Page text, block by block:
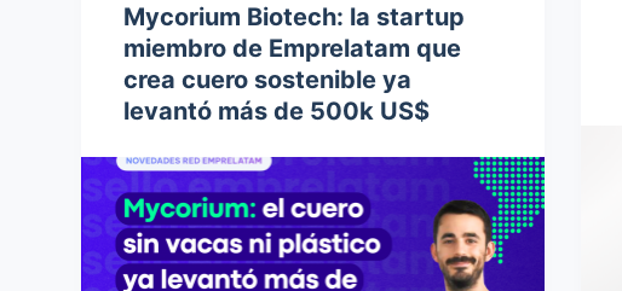
Mycorium Biotech: la startup
miembro de Emprelatam que
crea cuero sostenible ya
levantó más de 500k US$